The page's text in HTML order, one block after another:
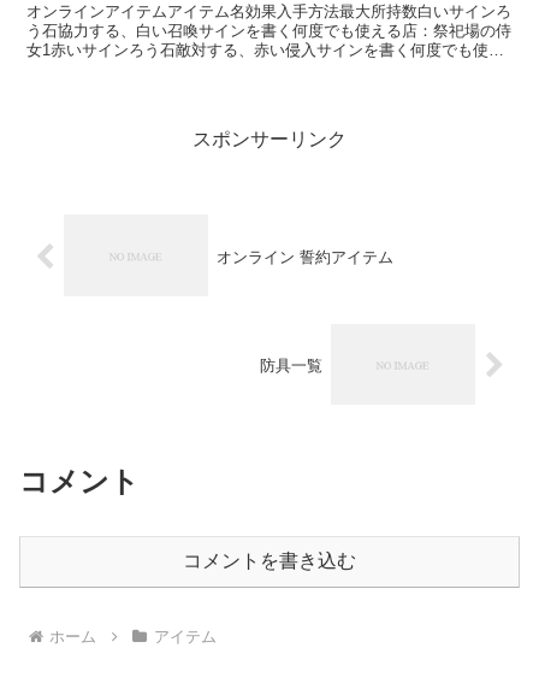
オンラインアイテムアイテム名効果入手方法最大所持数白いサインろ
う石協力する、白い召喚サインを書く何度でも使える店：祭祀場の侍
女1赤いサインろう石敵対する、赤い侵入サインを書く何度でも使え
スポンサーリンク
オンライン 誓約アイテム
防具一覧
コメント
コメントを書き込む
ホーム アイテム